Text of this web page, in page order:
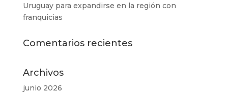
Uruguay para expandirse en la región con
franquicias
Comentarios recientes
Archivos
junio 2026